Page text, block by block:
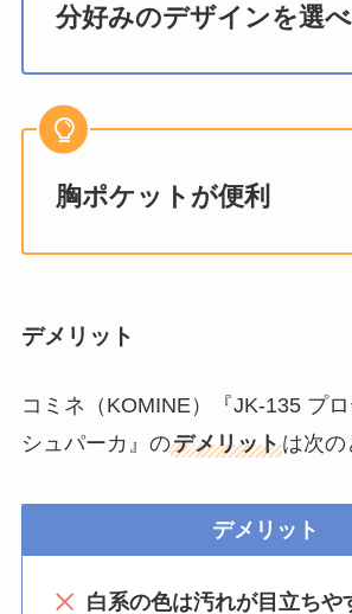
分好みのデザインを選
胸ポケットが便利
デメリット
コミネ（KOMINE）『JK-135 プ
シュパーカ』のデメリットは次の
デメリット
白系の色は汚れが目立ちや